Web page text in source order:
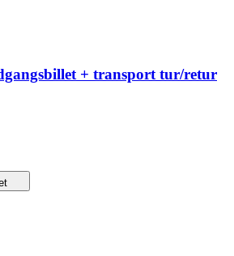
+ transport tur/retur